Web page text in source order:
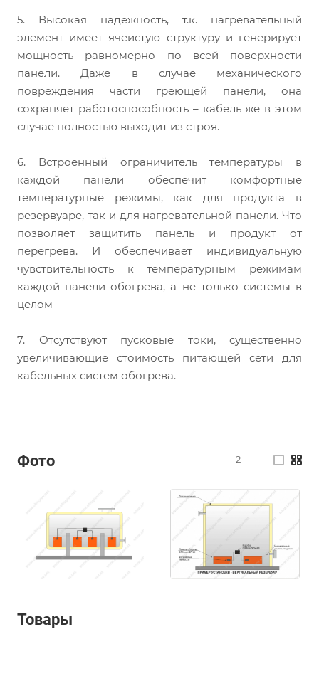
5. Высокая надежность, т.к. нагревательный
элемент имеет ячеистую структуру и генерирует
мощность равномерно по всей поверхности
панели. Даже в случае механического
повреждения части греющей панели, она
сохраняет работоспособность – кабель же в этом
случае полностью выходит из строя.
6. Встроенный ограничитель температуры в
каждой панели обеспечит комфортные
температурные режимы, как для продукта в
резервуаре, так и для нагревательной панели. Что
позволяет защитить панель и продукт от
перегрева. И обеспечивает индивидуальную
чувствительность к температурным режимам
каждой панели обогрева, а не только системы в
целом
7. Отсутствуют пусковые токи, существенно
увеличивающие стоимость питающей сети для
кабельных систем обогрева.
Фото 2 —
Товары